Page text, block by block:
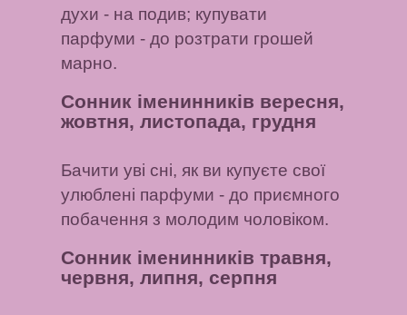
духи - на подив; купувати
парфуми - до розтрати грошей
марно.
Сонник іменинників вересня,
жовтня, листопада, грудня
Бачити уві сні, як ви купуєте свої
улюблені парфуми - до приємного
побачення з молодим чоловіком.
Сонник іменинників травня,
червня, липня, серпня